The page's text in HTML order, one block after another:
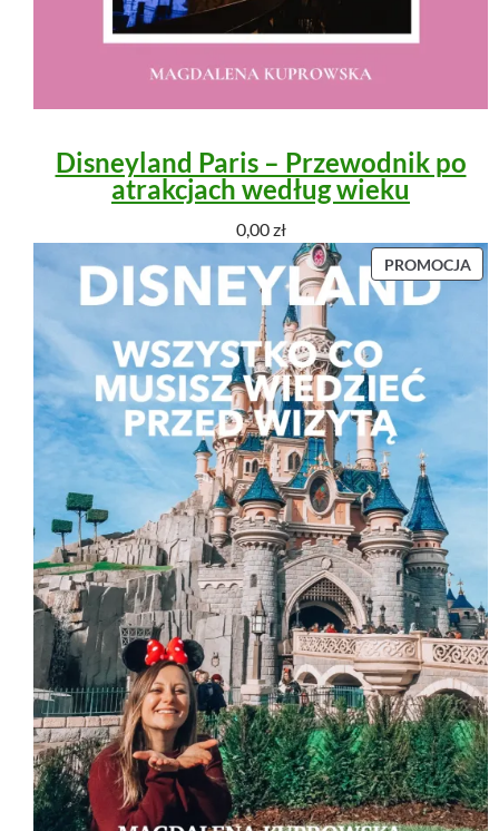
Disneyland Paris – Przewodnik po
atrakcjach według wieku
0,00zł
PROMOCJAP
R
P
C
I